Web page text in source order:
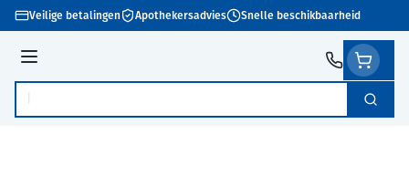
Ga naar de inhoud
Veilige betalingen Apothekersadvies Snelle beschikbaarheid
Menu
Product, merk, categorie... Zoek